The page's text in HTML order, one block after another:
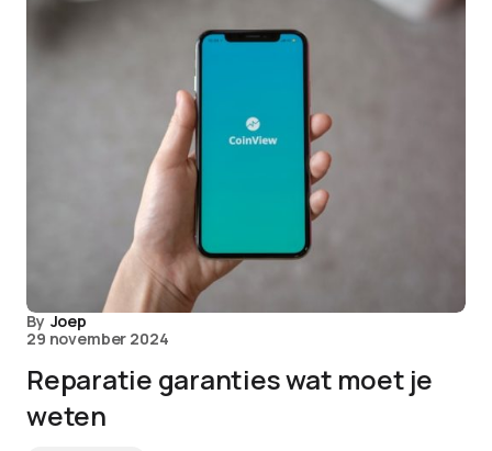
By Joep
29 november 2024
Reparatie garanties wat moet je
weten